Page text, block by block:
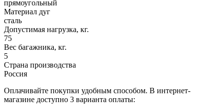
прямоугольный
Материал дуг
сталь
Допустимая нагрузка, кг.
75
Вес багажника, кг.
5
Страна производства
Россия
Оплачивайте покупки удобным способом. В интернет-
магазине доступно 3 варианта оплаты: